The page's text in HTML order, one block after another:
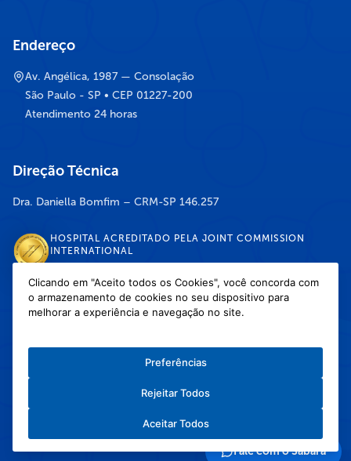
Fale com o Sabará
Endereço
Av. Angélica, 1987 — Consolação
São Paulo - SP • CEP 01227-200
Atendimento 24 horas
Direção Técnica
Dra. Daniella Bomfim – CRM-SP 146.257
HOSPITAL ACREDITADO PELA JOINT COMMISSION
INTERNATIONAL
DISPONÍVEL NAS LOJAS
Política de Cookies
Copyright © 2026 Hospital Infantil Sabará — Todos os direitos reservados.
Clicando em "Aceito todos os Cookies", você concorda com
o armazenamento de cookies no seu dispositivo para
melhorar a experiência e navegação no site.
Preferências
Rejeitar Todos
Aceitar Todos